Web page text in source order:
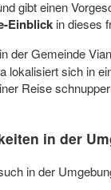
gibt einen
Einblick in dieses
der Gemeinde
lokalisiert sich in
Reise
in der
in der